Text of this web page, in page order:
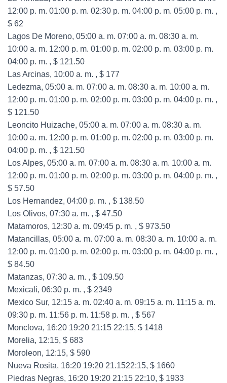
12:00 p. m. 01:00 p. m. 02:30 p. m. 04:00 p. m. 05:00 p. m. ,
$ 62
Lagos De Moreno, 05:00 a. m. 07:00 a. m. 08:30 a. m.
10:00 a. m. 12:00 p. m. 01:00 p. m. 02:00 p. m. 03:00 p. m.
04:00 p. m. , $ 121.50
Las Arcinas, 10:00 a. m. , $ 177
Ledezma, 05:00 a. m. 07:00 a. m. 08:30 a. m. 10:00 a. m.
12:00 p. m. 01:00 p. m. 02:00 p. m. 03:00 p. m. 04:00 p. m. ,
$ 121.50
Leoncito Huizache, 05:00 a. m. 07:00 a. m. 08:30 a. m.
10:00 a. m. 12:00 p. m. 01:00 p. m. 02:00 p. m. 03:00 p. m.
04:00 p. m. , $ 121.50
Los Alpes, 05:00 a. m. 07:00 a. m. 08:30 a. m. 10:00 a. m.
12:00 p. m. 01:00 p. m. 02:00 p. m. 03:00 p. m. 04:00 p. m. ,
$ 57.50
Los Hernandez, 04:00 p. m. , $ 138.50
Los Olivos, 07:30 a. m. , $ 47.50
Matamoros, 12:30 a. m. 09:45 p. m. , $ 973.50
Matancillas, 05:00 a. m. 07:00 a. m. 08:30 a. m. 10:00 a. m.
12:00 p. m. 01:00 p. m. 02:00 p. m. 03:00 p. m. 04:00 p. m. ,
$ 84.50
Matanzas, 07:30 a. m. , $ 109.50
Mexicali, 06:30 p. m. , $ 2349
Mexico Sur, 12:15 a. m. 02:40 a. m. 09:15 a. m. 11:15 a. m.
09:30 p. m. 11:56 p. m. 11:58 p. m. , $ 567
Monclova, 16:20 19:20 21:15 22:15, $ 1418
Morelia, 12:15, $ 683
Moroleon, 12:15, $ 590
Nueva Rosita, 16:20 19:20 21.1522:15, $ 1660
Piedras Negras, 16:20 19:20 21:15 22:10, $ 1933